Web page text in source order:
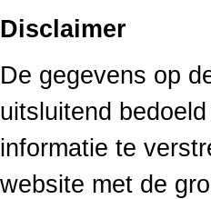
Disclaimer
De gegevens op
uitsluitend
informatie te
website met de